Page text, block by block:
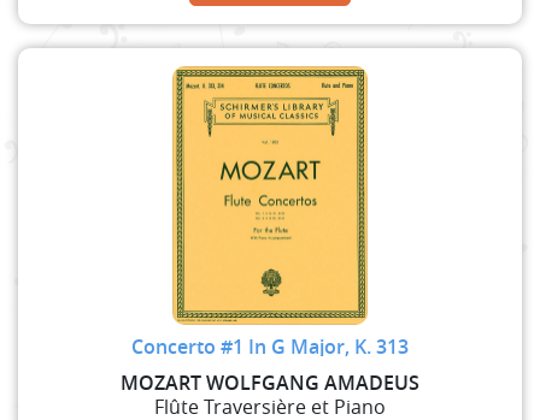
Concerto #1 In G Major, K. 313
MOZART WOLFGANG AMADEUS
Flûte Traversière et Piano